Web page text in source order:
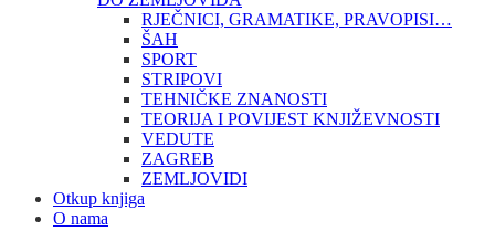
RJEČNICI, GRAMATIKE, PRAVOPISI…
ŠAH
SPORT
STRIPOVI
TEHNIČKE ZNANOSTI
TEORIJA I POVIJEST KNJIŽEVNOSTI
VEDUTE
ZAGREB
ZEMLJOVIDI
Otkup knjiga
O nama